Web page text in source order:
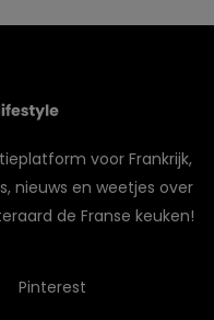
voor Frankrijk,
nieuws en weetjes over
de Franse keuken!
Pinterest